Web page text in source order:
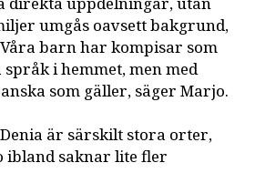
umgås oavsett bakgrund,
barn har kompisar som
i hemmet, men med
som gäller, säger Marjo.
är särskilt stora orter,
ibland saknar lite fler